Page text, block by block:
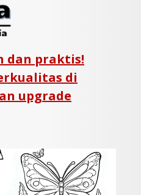
dan praktis!
di
upgrade